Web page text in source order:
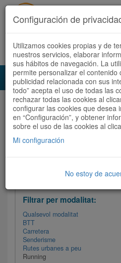
Accedeix Registra't ara
Audioruta Totes les rutes
Totes les rutes Ordenar
Filtrar les rutes
Filtrar per modalitat:
Qualsevol modalitat
BTT
Carretera
Senderisme
Rutes urbanes a peu
Running
Configuración de
Utilizamos cookies propias y de
nuestros servicios, elaborar
sus hábitos de navegación. La
permite personalizar el
publicidad relacionada con sus
todo” acepta el uso de todas las
rechazar todas las cookies al
configurar las cookies que desea
en “Configuración”, y obtener
sobre el uso de las cookies al
Mi configuración
No estoy de